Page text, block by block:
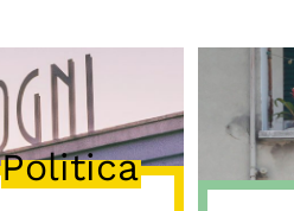
Politica